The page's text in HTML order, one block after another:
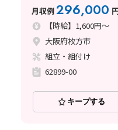
月収例296,000
【時給】1,600円～
大阪府枚方市
組立・組付け
62899-00
キープする